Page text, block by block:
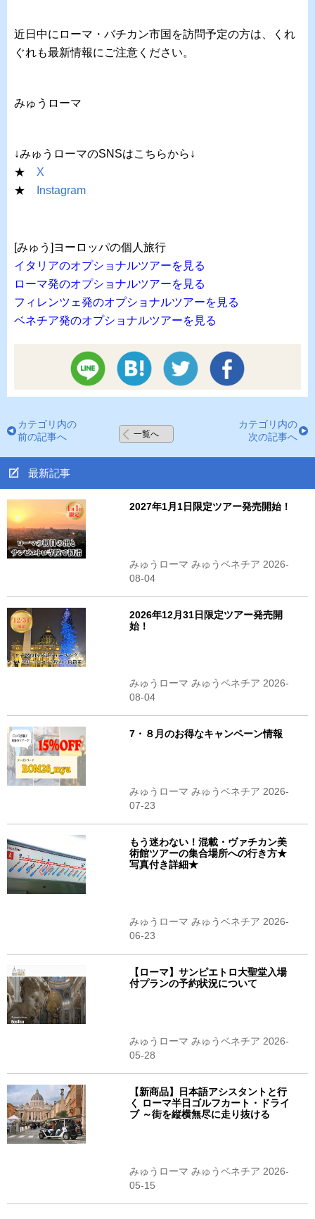
近日中にローマ・バチカン市国を訪問予定の方は、くれ
ぐれも最新情報にご注意ください。
みゅうローマ
↓みゅうローマのSNSはこちらから↓
★ X
★
Instagram
[みゅう]ヨーロッパの個人旅行
イタリアのオプショナルツアーを見る
ローマ発のオプショナルツアーを見る
フィレンツェ発のオプショナルツアーを見る
ベネチア発のオプショナルツアーを見る
カテゴリ内の
前の記事へ
一覧へ
カテゴリ内の
次の記事へ
最新記事
2027年1月1日限定ツアー発売開始！
みゅうローマ みゅうベネチア 2026-
08-04
2026年12月31日限定ツアー発売開
始！
みゅうローマ みゅうベネチア 2026-
08-04
7・８月のお得なキャンペーン情報
みゅうローマ みゅうベネチア 2026-
07-23
もう迷わない！混載・ヴァチカン美
術館ツアーの集合場所への行き方★
写真付き詳細★
みゅうローマ みゅうベネチア 2026-
06-23
【ローマ】サンピエトロ大聖堂入場
付プランの予約状況について
みゅうローマ みゅうベネチア 2026-
05-28
【新商品】日本語アシスタントと行
く ローマ半日ゴルフカート・ドライ
ブ ～街を縦横無尽に走り抜ける
みゅうローマ みゅうベネチア 2026-
05-15